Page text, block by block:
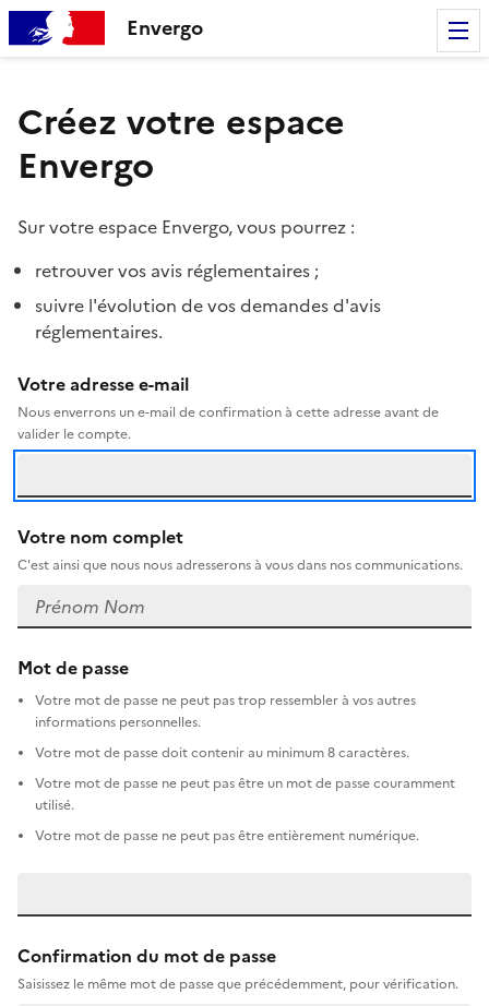
Envergo
Créez votre espace
Envergo
Sur votre espace Envergo, vous pourrez :
retrouver vos avis réglementaires ;
suivre l'évolution de vos demandes d'avis
réglementaires.
Votre adresse e-mail
Nous enverrons un e-mail de confirmation à cette adresse avant de
valider le compte.
Votre nom complet
C'est ainsi que nous nous adresserons à vous dans nos communications.
Mot de passe
Votre mot de passe ne peut pas trop ressembler à vos autres
informations personnelles.
Votre mot de passe doit contenir au minimum 8 caractères.
Votre mot de passe ne peut pas être un mot de passe couramment
utilisé.
Votre mot de passe ne peut pas être entièrement numérique.
Confirmation du mot de passe
Saisissez le même mot de passe que précédemment, pour vérification.